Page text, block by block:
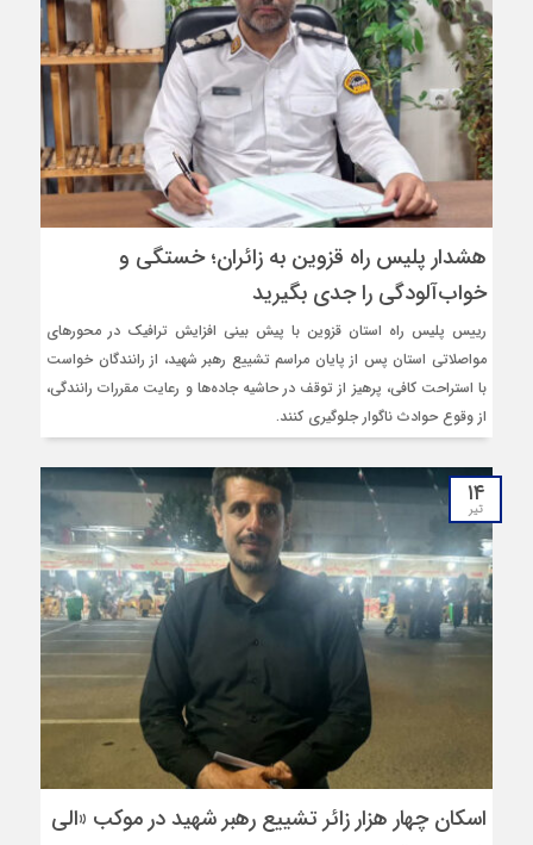
هشدار پلیس راه قزوین به زائران؛ خستگی و
خواب‌آلودگی را جدی بگیرید
رییس پلیس راه استان قزوین با پیش‌ بینی افزایش ترافیک در محورهای
مواصلاتی استان پس از پایان مراسم تشییع رهبر شهید، از رانندگان خواست
با استراحت کافی، پرهیز از توقف در حاشیه جاده‌ها و رعایت مقررات رانندگی،
از وقوع حوادث ناگوار جلوگیری کنند.
۱۴
تیر
اسکان چهار هزار زائر تشییع رهبر شهید در موکب «الی‌